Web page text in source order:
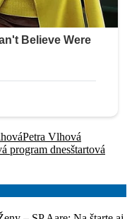
Petra Vlhová
program dnesštartová